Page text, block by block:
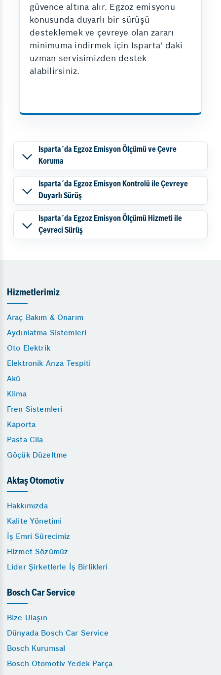
güvence altına alır. Egzoz emisyonu
konusunda duyarlı bir sürüşü
desteklemek ve çevreye olan zararı
minimuma indirmek için Isparta' daki
uzman servisimizden destek
alabilirsiniz.
Isparta´da Egzoz Emisyon Ölçümü ve Çevre
Koruma
Isparta´da Egzoz Emisyon Kontrolü ile Çevreye
Duyarlı Sürüş
Isparta´da Egzoz Emisyon Ölçümü Hizmeti ile
Çevreci Sürüş
Hizmetlerimiz
Araç Bakım & Onarım
Aydınlatma Sistemleri
Oto Elektrik
Elektronik Arıza Tespiti
Akü
Klima
Fren Sistemleri
Kaporta
Pasta Cila
Göçük Düzeltme
Aktaş Otomotiv
Hakkımızda
Kalite Yönetimi
İş Emri Sürecimiz
Hizmet Sözümüz
Lider Şirketlerle İş Birlikleri
Bosch Car Service
Bize Ulaşın
Dünyada Bosch Car Service
Bosch Kurumsal
Bosch Otomotiv Yedek Parça